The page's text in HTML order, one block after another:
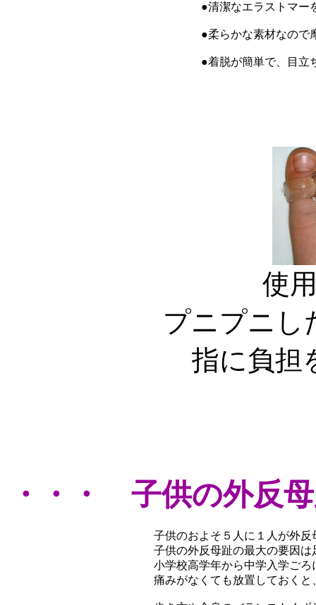
●清潔なエラストマー
●柔らかな素材なので
●着脱が簡単で、目立
使
プニプニし
指に負担
・・・ 子供の外反
子供のおよそ５人に１人が外反
子供の外反母趾の最大の要因
小学校高学年から中学入学ご
痛みがなくても放置しておく